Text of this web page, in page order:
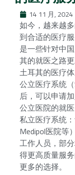
14 11 月, 2024
如今，越来越
到合适的医疗
是一些针对中
其的就医之路
土耳其的医疗
公立医疗系统
后，可以申请
公立医院的就
私立医疗系统
Medipol医院等
工作人员，部
得更高质量服
更多的选择。